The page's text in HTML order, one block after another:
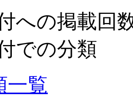
への掲載回
での分類
一覧